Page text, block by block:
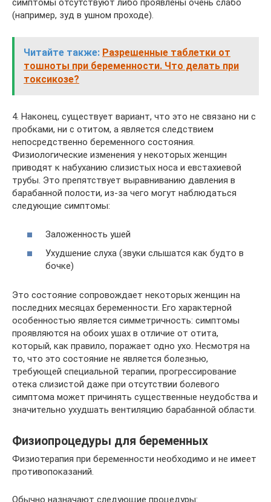
симптомы отсутствуют либо проявлены очень слабо
(например, зуд в ушном проходе).
Читайте также: Разрешенные таблетки от
тошноты при беременности. Что делать при
токсикозе?
4. Наконец, существует вариант, что это не связано ни с
пробками, ни с отитом, а является следствием
непосредственно беременного состояния.
Физиологические изменения у некоторых женщин
приводят к набуханию слизистых носа и евстахиевой
трубы. Это препятствует выравниванию давления в
барабанной полости, из-за чего могут наблюдаться
следующие симптомы:
Заложенность ушей
Ухудшение слуха (звуки слышатся как будто в
бочке)
Это состояние сопровождает некоторых женщин на
последних месяцах беременности. Его характерной
особенностью является симметричность: симптомы
проявляются на обоих ушах в отличие от отита,
который, как правило, поражает одно ухо. Несмотря на
то, что это состояние не является болезнью,
требующей специальной терапии, прогрессирование
отека слизистой даже при отсутствии болевого
симптома может причинять существенные неудобства и
значительно ухудшать вентиляцию барабанной области.
Физиопроцедуры для беременных
Физиотерапия при беременности необходимо и не имеет
противопоказаний.
Обычно назначают следующие процедуры: